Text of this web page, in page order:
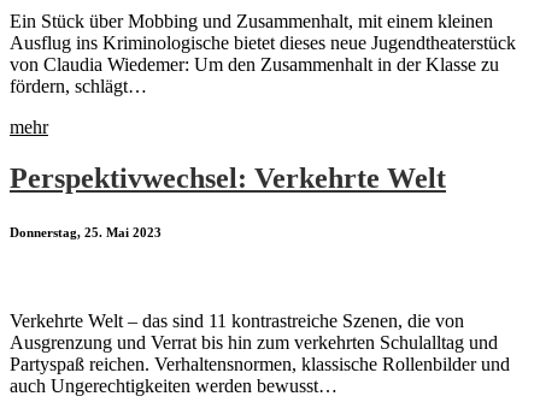
Ein Stück über Mobbing und Zusammenhalt, mit einem kleinen
Ausflug ins Kriminologische bietet dieses neue Jugendtheaterstück
von Claudia Wiedemer: Um den Zusammenhalt in der Klasse zu
fördern, schlägt…
mehr
Perspektivwechsel: Verkehrte Welt
Donnerstag, 25. Mai 2023
Verkehrte Welt – das sind 11 kontrastreiche Szenen, die von
Ausgrenzung und Verrat bis hin zum verkehrten Schulalltag und
Partyspaß reichen. Verhaltensnormen, klassische Rollenbilder und
auch Ungerechtigkeiten werden bewusst…